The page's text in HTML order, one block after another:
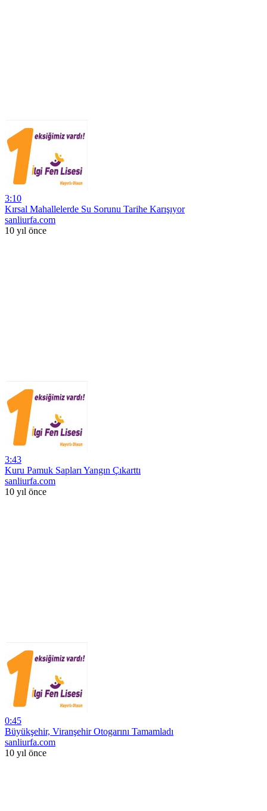
3:10
Kırsal Mahallelerde Su Sorunu Tarihe Karışıyor
sanliurfa.com
10 yıl önce
3:43
Kuru Pamuk Sapları Yangın Çıkarttı
sanliurfa.com
10 yıl önce
0:45
Büyükşehir, Viranşehir Otogarını Tamamladı
sanliurfa.com
10 yıl önce